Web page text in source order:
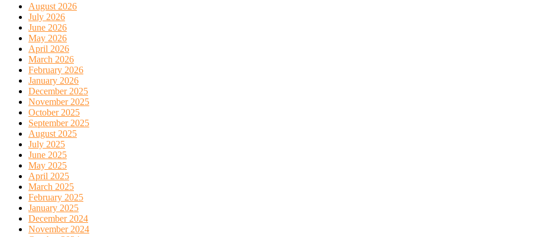
August 2026
July 2026
June 2026
May 2026
April 2026
March 2026
February 2026
January 2026
December 2025
November 2025
October 2025
September 2025
August 2025
July 2025
June 2025
May 2025
April 2025
March 2025
February 2025
January 2025
December 2024
November 2024